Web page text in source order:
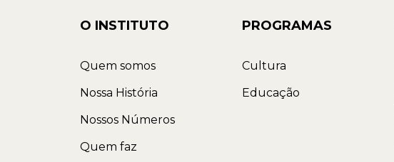
O INSTITUTO
Quem somos
Nossa História
Nossos Números
Quem faz
PROGRAMAS
Cultura
Educação